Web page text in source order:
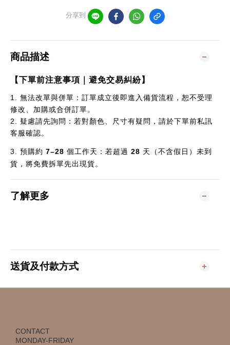
分享到
商品描述
【下單前注意事項｜避免交易糾紛】
1.
無法改單與併單：訂單成立後即進入備貨流程，恕不受理
修改、加購或合併訂單。
2.
疑慮請先詢問：若對顏色、尺寸有疑問，請於下單前私訊
客服確認。
3. 預購約 7–28 個工作天：若超過 28 天（不含假日）未到
貨，將免費拆單先出現貨。
了解更多
送貨及付款方式
CONTACT
MONDAY-FRIDAY